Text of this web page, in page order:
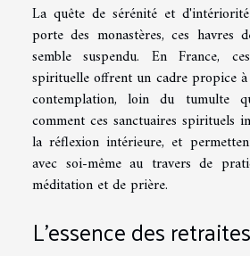
La quête de sérénité et
porte des monastères, ces havres
semble suspendu. En France,
spirituelle offrent un cadre propice
contemplation, loin du tumulte
comment ces sanctuaires spirituels
la réflexion intérieure, et
avec soi-même au travers de
méditation et de prière.
L'essence des